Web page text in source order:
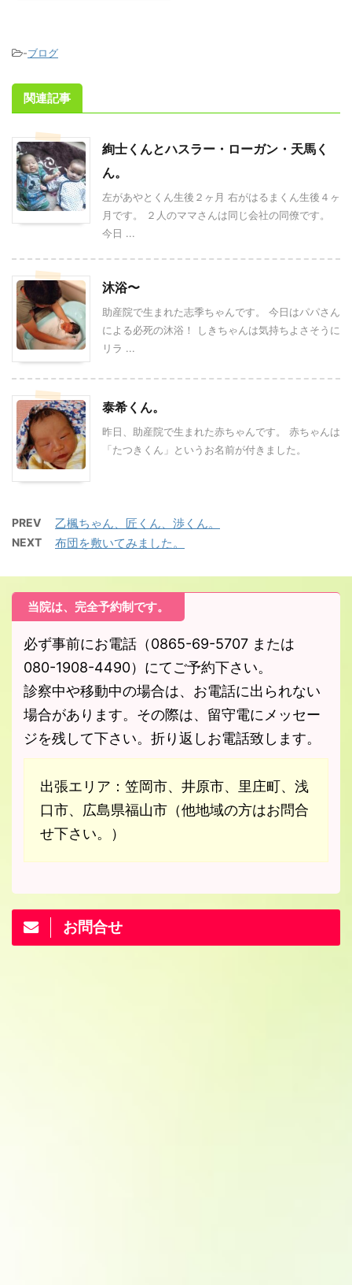
-ブログ
関連記事
絢士くんとハスラー・ローガン・天馬く
ん。
左があやとくん生後２ヶ月 右がはるまくん生後４ヶ
月です。 ２人のママさんは同じ会社の同僚です。
今日 ...
沐浴〜
助産院で生まれた志季ちゃんです。 今日はパパさん
による必死の沐浴！ しきちゃんは気持ちよさそうに
リラ ...
泰希くん。
昨日、助産院で生まれた赤ちゃんです。 赤ちゃんは
「たつきくん」というお名前が付きました。
PREV 乙楓ちゃん、匠くん、渉くん。
NEXT 布団を敷いてみました。
当院は、完全予約制です。
必ず事前にお電話（0865-69-5707 または
080-1908-4490）にてご予約下さい。
診察中や移動中の場合は、お電話に出られない
場合があります。その際は、留守電にメッセー
ジを残して下さい。折り返しお電話致します。
出張エリア：笠岡市、井原市、里庄町、浅
口市、広島県福山市（他地域の方はお問合
せ下さい。）
お問合せ